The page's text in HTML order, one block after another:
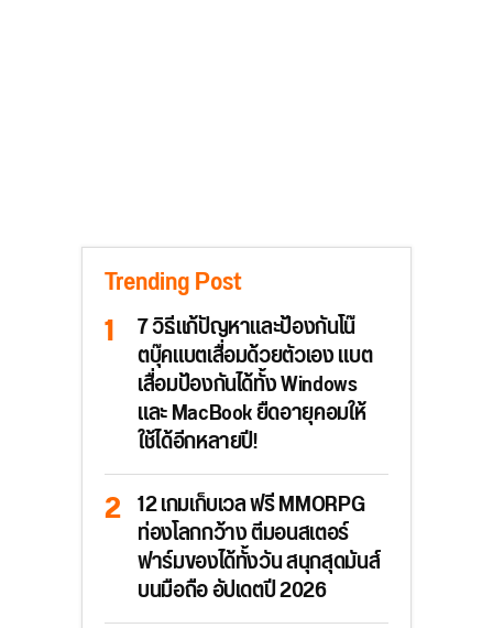
Trending Post
7 วิธีแก้ปัญหาและป้องกันโน๊
ตบุ๊คแบตเสื่อมด้วยตัวเอง แบต
เสื่อมป้องกันได้ทั้ง Windows
และ MacBook ยืดอายุคอมให้
ใช้ได้อีกหลายปี!
12 เกมเก็บเวล ฟรี MMORPG
ท่องโลกกว้าง ตีมอนสเตอร์
ฟาร์มของได้ทั้งวัน สนุกสุดมันส์
บนมือถือ อัปเดตปี 2026